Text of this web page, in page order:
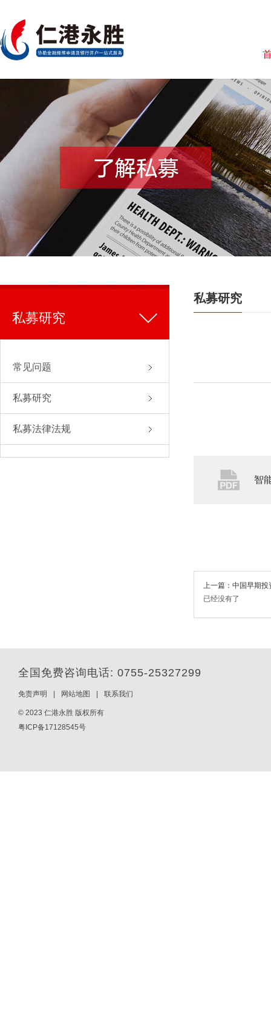
私募研究
常见问题
私募研究
私募法律法规
私募研究
智
上一篇：中国早期
已经没有了
全国免费咨询电话: 0755-25327299
免责声明 网站地图 联系我们
© 2023 仁港永胜 版权所有
粤ICP备17128545号